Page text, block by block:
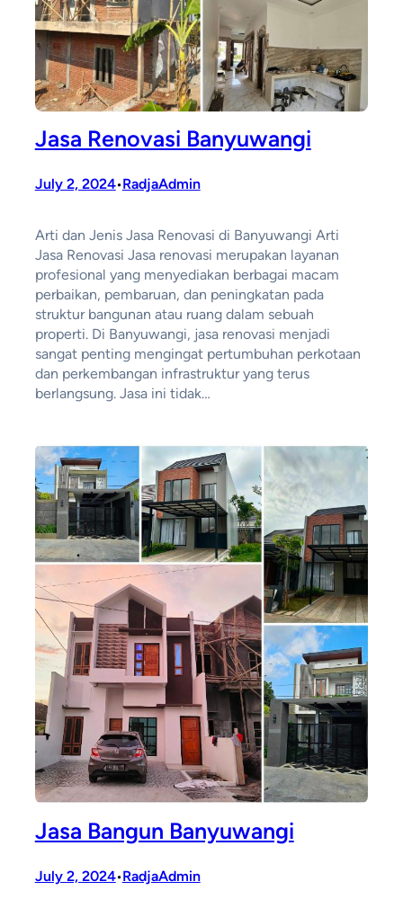
Jasa Renovasi Banyuwangi
July 2, 2024•RadjaAdmin
Arti dan Jenis Jasa Renovasi di Banyuwangi Arti
Jasa Renovasi Jasa renovasi merupakan layanan
profesional yang menyediakan berbagai macam
perbaikan, pembaruan, dan peningkatan pada
struktur bangunan atau ruang dalam sebuah
properti. Di Banyuwangi, jasa renovasi menjadi
sangat penting mengingat pertumbuhan perkotaan
dan perkembangan infrastruktur yang terus
berlangsung. Jasa ini tidak…
Jasa Bangun Banyuwangi
July 2, 2024•RadjaAdmin